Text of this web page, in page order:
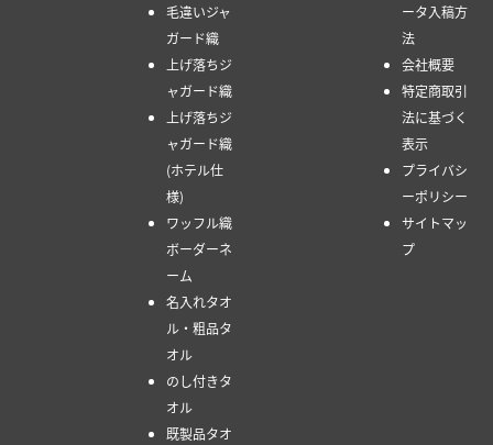
毛違いジャ
ガード織
上げ落ちジ
ャガード織
上げ落ちジ
ャガード織
(ホテル仕
様)
ワッフル織
ボーダーネ
ーム
名入れタオ
ル・粗品タ
オル
のし付きタ
オル
既製品タオ
ータ入稿方
法
会社概要
特定商取引
法に基づく
表示
プライバシ
ーポリシー
サイトマッ
プ